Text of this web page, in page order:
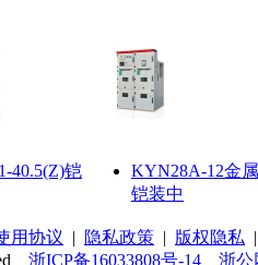
40.5(Z)铠
KYN28A-12金属
铠装中
用协议 | 隐私政策 | 版权隐私 |
浙ICP备16033808号-14 浙公